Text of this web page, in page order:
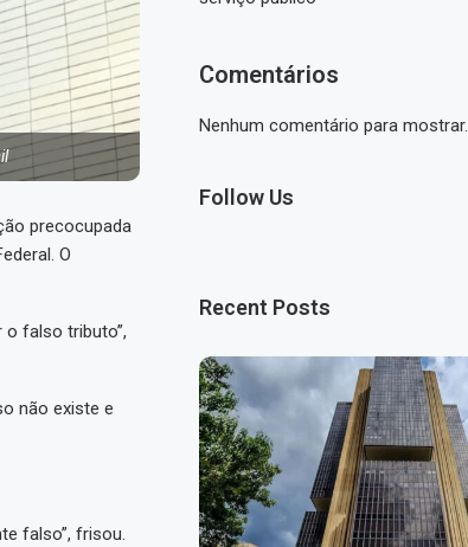
precocupada
O
o falso tributo”,
não existe e
falso”, frisou.
Comentários
Nenhum comentário para mostrar.
Follow Us
Recent Posts